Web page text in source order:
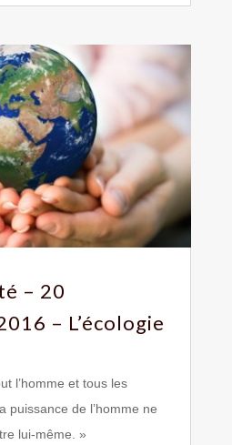
– 20
– L’écologie
l’homme et tous les
puissance de l’homme ne
lui-même. »